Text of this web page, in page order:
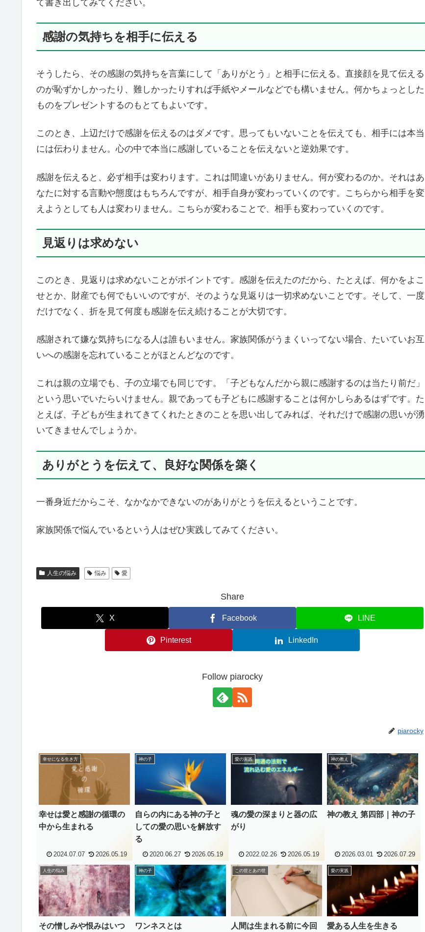
て書き出してみてください。
感謝の気持ちを相手に伝える
そうしたら、その感謝の気持ちを言葉にして「ありがとう」と相手に伝える。直接顔を見て伝える
のが恥ずかしかったり、難しかったりすれば手紙やメールなどでも構いません。何かちょっとした
ものをプレゼントするのもとてもよいです。
このとき、上辺だけで感謝を伝えるのはダメです。思ってもいないことを伝えても、相手には本当
には伝わりません。心の中で本当に感謝していることを伝えないと逆効果です。
感謝を伝えると、必ず相手は変わります。これは間違いがありません。何が変わるのか。それはあ
なたに対する言動や態度はもちろんですが、相手自身が変わっていくのです。こちらから相手を変
えようとしても人は変わりません。こちらが変わることで、相手も変わっていくのです。
見返りは求めない
このとき、見返りは求めないことがポイントです。感謝を伝えたのだから、たとえば、何かをよこ
せとか、財産でも何でもいいのですが、そのような見返りは一切求めないことです。そして、一度
だけでなく、折を見て何度も感謝を伝え続けることが大切です。
感謝されて嫌な気持ちになる人は誰もいません。家族関係がうまくいってない場合、たいていお互
いへの感謝を忘れていることがほとんどなのです。
これは親の立場でも、子の立場でも同じです。「子どもなんだから親に感謝するのは当たり前だ」
という思いでいたらいけません。親であっても子どもに感謝することは何かしらあるはずです。た
とえば、子どもが生まれてきてくれたときのことを思い出してみれば、それだけで感謝の思いが湧
いてきませんでしょうか。
ありがとうを伝えて、良好な関係を築く
一番身近だからこそ、なかなかできないのがありがとうを伝えるということです。
家族関係で悩んでいるという人はぜひ実践してみてください。
人生の悩み 悩み 愛
Share
X Facebook LINE
Pinterest LinkedIn
Follow piarocky
piarocky
幸せになる生き方
幸せは愛と感謝の循環の
中から生まれる
2024.07.07 2026.05.19
神の子
自らの内にある神の子と
しての愛の思いを解放す
る
2020.06.27 2026.05.19
愛の実践
魂の愛の深まりと器の広
がり
2022.02.26 2026.05.19
神の教え
神の教え 第四部｜神の子
2026.03.01 2026.07.29
人生の悩み
その憎しみや恨みはいつ
神の子
ワンネスとは
この世とあの世
人間は生まれる前に今回
愛の実践
愛ある人生を生きる